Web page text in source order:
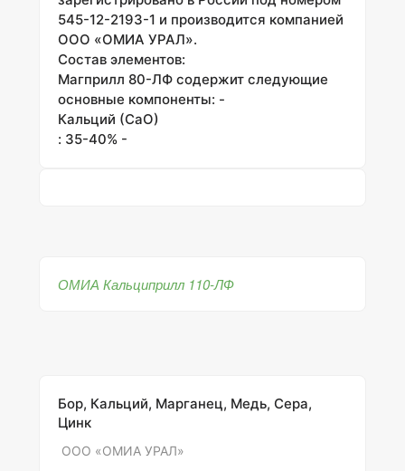
545-12-2193-1 и производится компанией
ООО «ОМИА УРАЛ».
Состав элементов:
Магприлл 80-ЛФ содержит следующие
основные компоненты: -
Кальций (CaO)
: 35-40% -
ОМИА Кальциприлл 110-ЛФ
Бор, Кальций, Марганец, Медь, Сера,
Цинк
ООО «ОМИА УРАЛ»